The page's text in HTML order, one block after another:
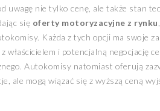
uwagę nie tylko cenę, ale także stan
się oferty motoryzacyjne z rynku
Każda z tych opcji ma swoje
właścicielem i potencjalną negocjację
Autokomisy natomiast oferują
ale mogą wiązać się z wyższą ceną